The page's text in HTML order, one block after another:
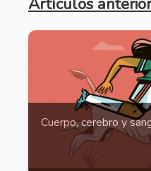
Cuerpo, cerebro y